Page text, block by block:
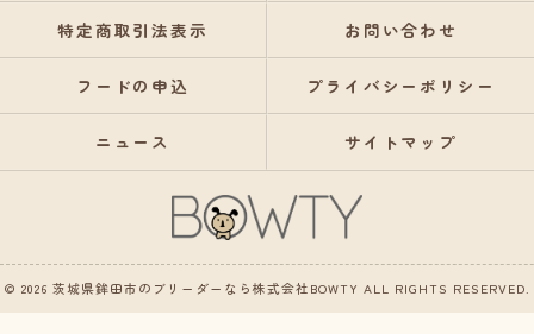
特定商取引法表示 お問い合わせ
フードの申込 プライバシーポリシー
ニュース サイトマップ
© 2026 茨城県鉾田市のブリーダーなら株式会社BOWTY ALL RIGHTS RESERVED.